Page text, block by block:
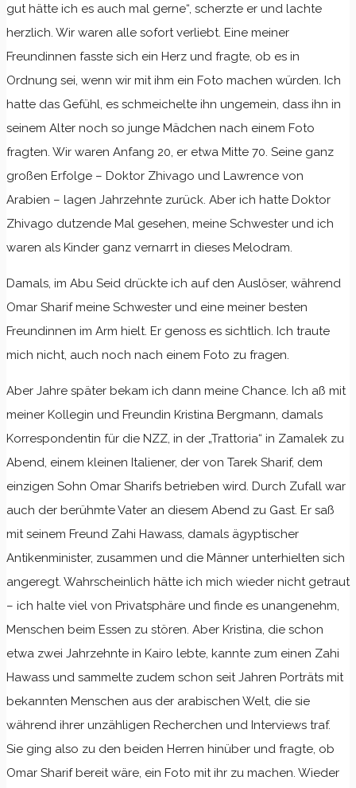
gut hätte ich es auch mal gerne“, scherzte er und lachte
herzlich. Wir waren alle sofort verliebt. Eine meiner
Freundinnen fasste sich ein Herz und fragte, ob es in
Ordnung sei, wenn wir mit ihm ein Foto machen würden. Ich
hatte das Gefühl, es schmeichelte ihn ungemein, dass ihn in
seinem Alter noch so junge Mädchen nach einem Foto
fragten. Wir waren Anfang 20, er etwa Mitte 70. Seine ganz
großen Erfolge – Doktor Zhivago und Lawrence von
Arabien – lagen Jahrzehnte zurück. Aber ich hatte Doktor
Zhivago dutzende Mal gesehen, meine Schwester und ich
waren als Kinder ganz vernarrt in dieses Melodram.
Damals, im Abu Seid drückte ich auf den Auslöser, während
Omar Sharif meine Schwester und eine meiner besten
Freundinnen im Arm hielt. Er genoss es sichtlich. Ich traute
mich nicht, auch noch nach einem Foto zu fragen.
Aber Jahre später bekam ich dann meine Chance. Ich aß mit
meiner Kollegin und Freundin Kristina Bergmann, damals
Korrespondentin für die NZZ, in der „Trattoria“ in Zamalek zu
Abend, einem kleinen Italiener, der von Tarek Sharif, dem
einzigen Sohn Omar Sharifs betrieben wird. Durch Zufall war
auch der berühmte Vater an diesem Abend zu Gast. Er saß
mit seinem Freund Zahi Hawass, damals ägyptischer
Antikenminister, zusammen und die Männer unterhielten sich
angeregt. Wahrscheinlich hätte ich mich wieder nicht getraut
– ich halte viel von Privatsphäre und finde es unangenehm,
Menschen beim Essen zu stören. Aber Kristina, die schon
etwa zwei Jahrzehnte in Kairo lebte, kannte zum einen Zahi
Hawass und sammelte zudem schon seit Jahren Porträts mit
bekannten Menschen aus der arabischen Welt, die sie
während ihrer unzähligen Recherchen und Interviews traf.
Sie ging also zu den beiden Herren hinüber und fragte, ob
Omar Sharif bereit wäre, ein Foto mit ihr zu machen. Wieder